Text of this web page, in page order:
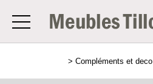
> Compléments et deco